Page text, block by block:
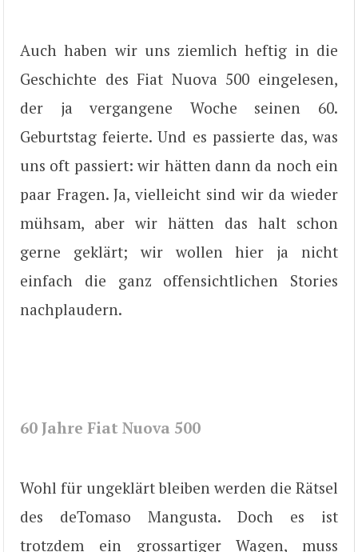
Auch haben wir uns ziemlich heftig in die
Geschichte des Fiat Nuova 500 eingelesen,
der ja vergangene Woche seinen 60.
Geburtstag feierte. Und es passierte das, was
uns oft passiert: wir hätten dann da noch ein
paar Fragen. Ja, vielleicht sind wir da wieder
mühsam, aber wir hätten das halt schon
gerne geklärt; wir wollen hier ja nicht
einfach die ganz offensichtlichen Stories
nachplaudern.
60 Jahre Fiat Nuova 500
Wohl für ungeklärt bleiben werden die Rätsel
des deTomaso Mangusta. Doch es ist
trotzdem ein grossartiger Wagen, muss